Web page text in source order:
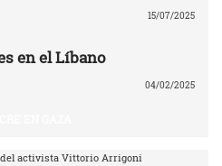
15/07/2025
en el Líbano
04/02/2025
activista Vittorio Arrigoni